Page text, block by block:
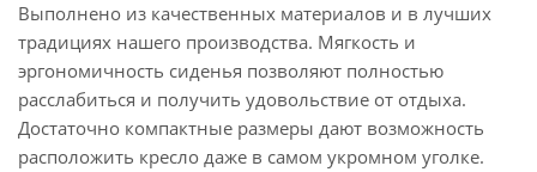
Выполнено из качественных материалов и в лучших
традициях нашего производства. Мягкость и
эргономичность сиденья позволяют полностью
расслабиться и получить удовольствие от отдыха.
Достаточно компактные размеры дают возможность
расположить кресло даже в самом укромном уголке.